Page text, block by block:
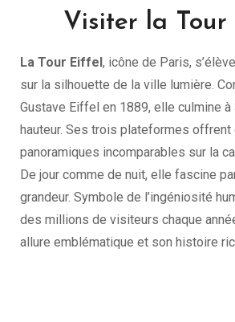
Visiter la Tour
La Tour Eiffel, icône de Paris,
sur la silhouette de la ville lumière.
Gustave Eiffel en 1889, elle culmine
hauteur. Ses trois plateformes offrent
panoramiques incomparables sur la
De jour comme de nuit, elle fascine
grandeur. Symbole de l’ingéniosité
des millions de visiteurs chaque
allure emblématique et son histoire